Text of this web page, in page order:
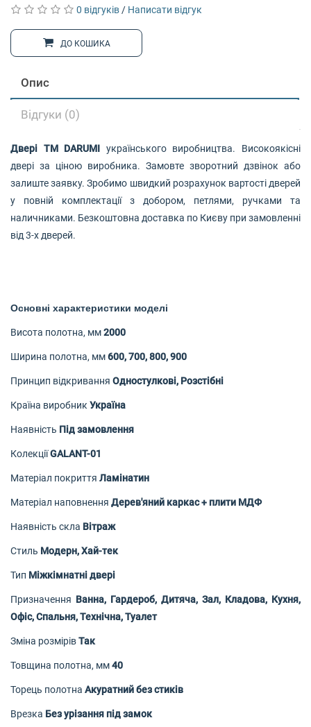
0 відгуків / Написати відгук
ДО КОШИКА
Опис
Відгуки (0)
Двері ТМ DARUMI українського виробництва. Високоякісні
двері за ціною виробника. Замовте зворотний дзвінок або
залиште заявку. Зробимо швидкий розрахунок вартості дверей
у повній комплектації з добором, петлями, ручками та
наличниками. Безкоштовна доставка по Києву при замовленні
від 3-х дверей.
Основні характеристики моделі
Висота полотна, мм2000
Ширина полотна, мм600, 700, 800, 900
Принцип відкривання Одностулкові, Розстібні
Країна виробник Україна
Наявність Під замовлення
КолекціїGALANT-01
Матеріал покриття Ламінатин
Матеріал наповнення Дерев'яний каркас + плити МДФ
Наявність скла Вітраж
Стиль Модерн, Хай-тек
Тип Міжкімнатні двері
Призначення Ванна, Гардероб, Дитяча, Зал, Кладова, Кухня,
Офіс, Спальня, Технічна, Туалет
Зміна розмірівТак
Товщина полотна, мм40
Торець полотна Акуратний без стиків
Врезка Без урізання під замок